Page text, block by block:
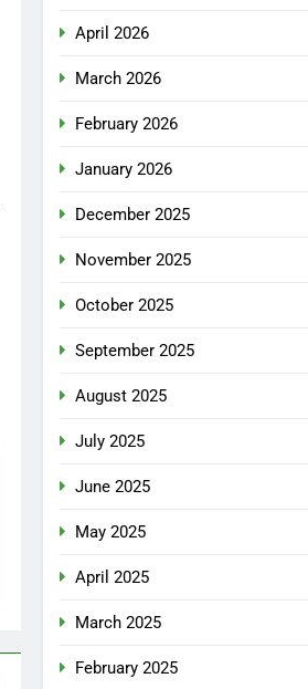
April 2026
March 2026
February 2026
January 2026
December 2025
November 2025
October 2025
September 2025
August 2025
July 2025
June 2025
May 2025
April 2025
March 2025
February 2025